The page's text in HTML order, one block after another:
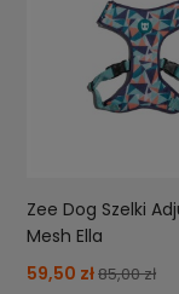
Zee Dog Szelki
Mesh Ella
59,50 zł85,00 zł